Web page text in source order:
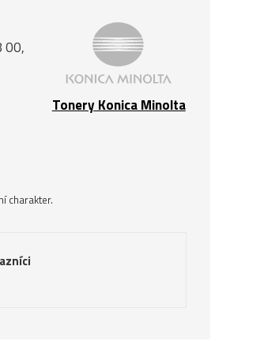
Tonery Konica Minolta
00,
charakter.